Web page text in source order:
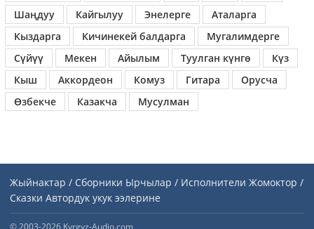
Шаңдуу
Кайгылуу Энелерге
Аталарга
Кыздарга
Кичинекей балдарга
Мугалимдерге
Сүйүү
Мекен Айылым Туулган күнгө
Күз
Кыш
Аккордеон Комуз Гитара
Орусча
Өзбекче
Казакча Мусулман
Жыйнактар / Сборники Ырчылар / Исполнители Жомоктор /
Сказки Автордук укук ээлерине
© 2003-2026 Kyrgyz-Audio.com